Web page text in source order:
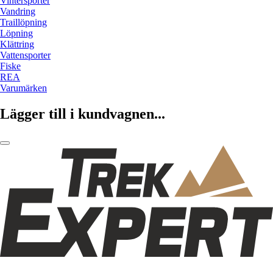
Vandring
Traillöpning
Löpning
Klättring
Vattensporter
Fiske
REA
Varumärken
Lägger till i kundvagnen...